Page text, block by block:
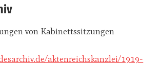
von Kabinettssitzungen
aktenreichskanzlei/1919-